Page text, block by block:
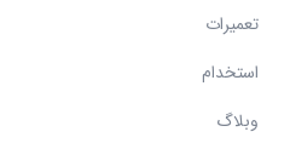
تعمیرات
استخدام
وبلاگ